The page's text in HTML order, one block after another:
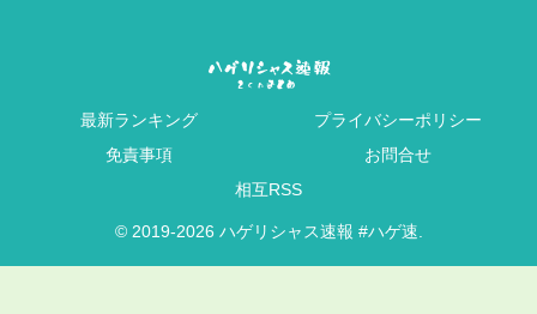
最新ランキング
プライバシーポリシー
免責事項
お問合せ
相互RSS
© 2019-2026 ハゲリシャス速報 #ハゲ速.